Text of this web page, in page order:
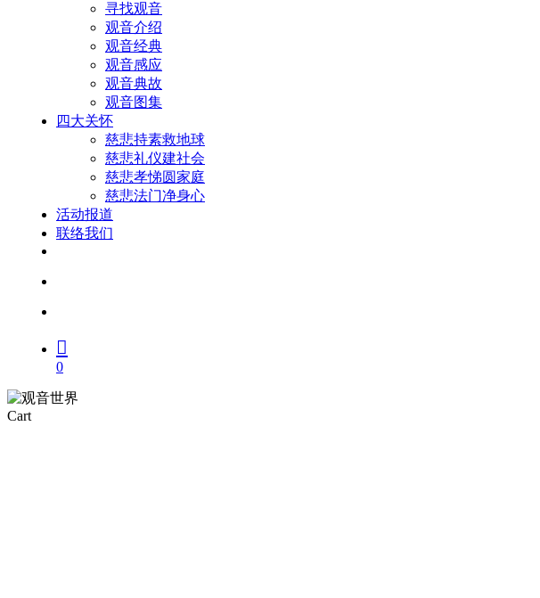
寻找观音
观音介绍
观音经典
观音感应
观音典故
观音图集
四大关怀
慈悲持素救地球
慈悲礼仪建社会
慈悲孝悌圆家庭
慈悲法门净身心
活动报道
联络我们
0
CartClose